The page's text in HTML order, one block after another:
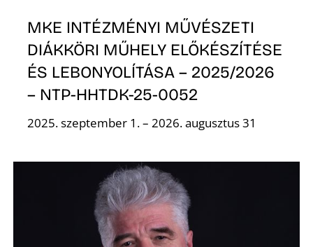
MKE INTÉZMÉNYI MŰVÉSZETI
DIÁKKÖRI MŰHELY ELŐKÉSZÍTÉSE
ÉS LEBONYOLÍTÁSA – 2025/2026
– NTP-HHTDK-25-0052
2025. szeptember 1. – 2026. augusztus 31